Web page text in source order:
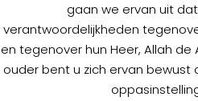
gaan we ervan uit
verantwoordelijkheden
en tegenover hun Heer, Allah de
ouder bent u zich ervan